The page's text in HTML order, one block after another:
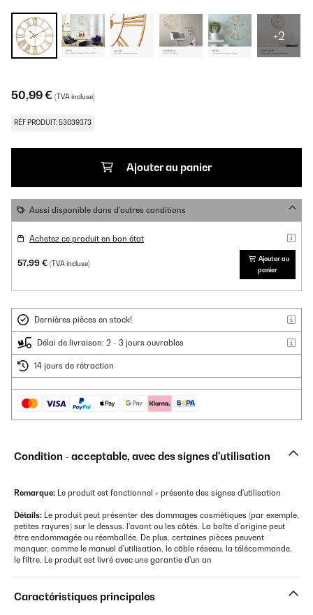
+2
50,99 € (TVA incluse)
RÉF PRODUIT: 53039373
Ajouter au panier
Aussi disponible dans d'autres conditions
Achetez ce produit en bon état
57,99 € (TVA incluse)
Ajouter au
panier
Dernières pièces en stock!
Délai de livraison: 2 - 3 jours ouvrables
14 jours de rétraction
Condition - acceptable, avec des signes d'utilisation
Remarque: Le produit est fonctionnel + présente des signes d'utilisation
Détails: Le produit peut présenter des dommages cosmétiques (par exemple,
petites rayures) sur le dessus, l'avant ou les côtés. La boîte d'origine peut
être endommagée ou réemballée. De plus, certaines pièces peuvent
manquer, comme le manuel d'utilisation, le câble réseau, la télécommande,
le filtre. Le produit est livré avec une garantie d'un an
Caractéristiques principales